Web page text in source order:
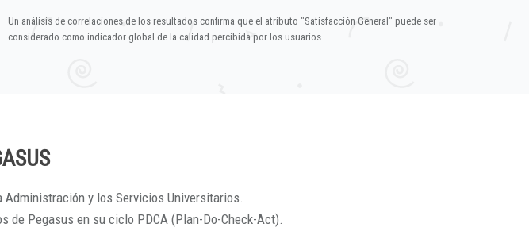
Un análisis de correlaciones de los resultados confirma que el atributo "Satisfacción General" puede ser
considerado como indicador global de la calidad percibida por los usuarios.
Administración y los Servicios Universitarios.
de Pegasus en su ciclo PDCA (Plan-Do-Check-Act).